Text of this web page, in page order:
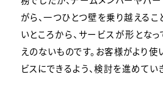
がら、一つひとつ壁を乗り越えるこ
いところから、サービスが形とな
えのないものです。お客様がより使
ビスにできるよう、検討を進めてい